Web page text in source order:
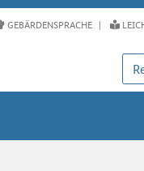
GEBÄRDENSPRACHE